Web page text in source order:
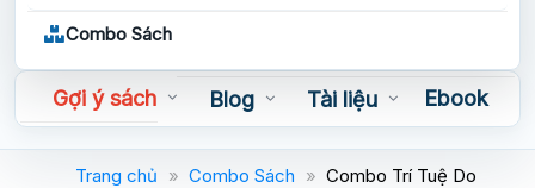
Combo Sách
Gợi ý sách Blog Tài liệu
Ebook
Sách nói
Trang chủ » Combo Sách » Combo Trí Tuệ Do